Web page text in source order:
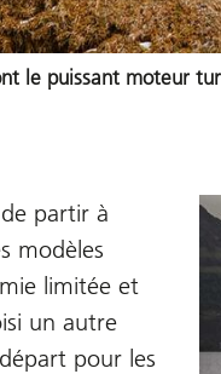
le puissant moteur
partir à
modèles
limitée et
un autre
pour les